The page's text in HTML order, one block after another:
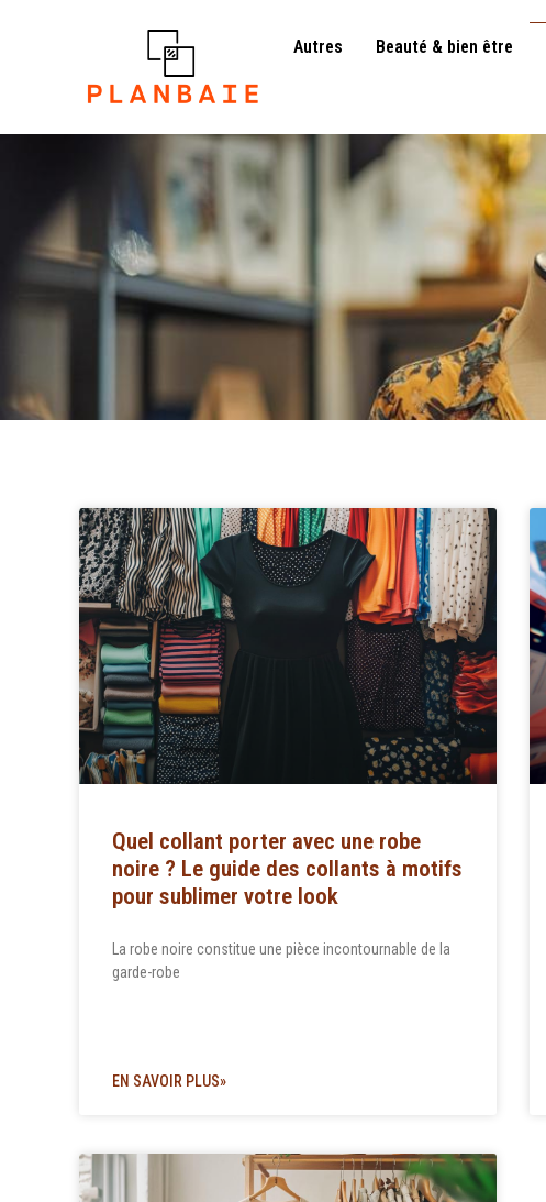
Autres Beauté & bien être
Quel collant porter avec une robe
noire ? Le guide des collants à motifs
pour sublimer votre look
La robe noire constitue une pièce incontournable de la
garde-robe
EN SAVOIR PLUS»